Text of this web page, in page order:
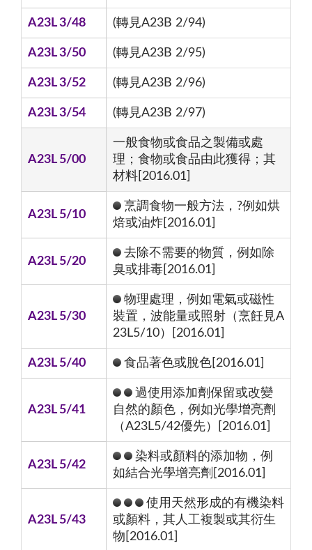
A23L 3/48 (轉見A23B 2/94)
A23L 3/50 (轉見A23B 2/95)
A23L 3/52 (轉見A23B 2/96)
A23L 3/54 (轉見A23B 2/97)
A23L 5/00
一般食物或食品之製備或處
理；食物或食品由此獲得；其
材料[2016.01]
A23L 5/10
烹調食物一般方法，?例如烘
焙或油炸[2016.01]
A23L 5/20
去除不需要的物質，例如除
臭或排毒[2016.01]
A23L 5/30
物理處理，例如電氣或磁性
裝置，波能量或照射（烹飪見A
23L5/10）[2016.01]
A23L 5/40 食品著色或脫色[2016.01]
A23L 5/41
過使用添加劑保留或改變
自然的顏色，例如光學增亮劑
（A23L5/42優先）[2016.01]
A23L 5/42
染料或顏料的添加物，例
如結合光學增亮劑[2016.01]
A23L 5/43
使用天然形成的有機染料
或顏料，其人工複製或其衍生
物[2016.01]